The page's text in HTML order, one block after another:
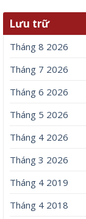
Lưu trữ
Tháng 8 2026
Tháng 7 2026
Tháng 6 2026
Tháng 5 2026
Tháng 4 2026
Tháng 3 2026
Tháng 4 2019
Tháng 4 2018